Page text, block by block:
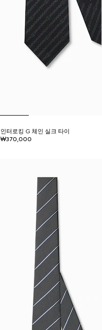
인터로킹 G 체인 실크 타이
₩370,000